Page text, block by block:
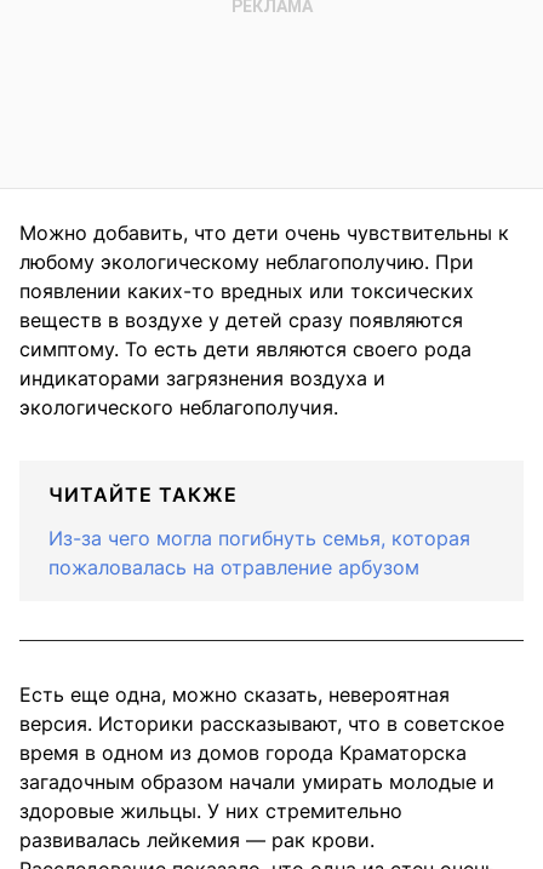
Можно добавить, что дети очень чувствительны к
любому экологическому неблагополучию. При
появлении каких-то вредных или токсических
веществ в воздухе у детей сразу появляются
симптому. То есть дети являются своего рода
индикаторами загрязнения воздуха и
экологического неблагополучия.
ЧИТАЙТЕ ТАКЖЕ
Из-за чего могла погибнуть семья, которая
пожаловалась на отравление арбузом
Есть еще одна, можно сказать, невероятная
версия. Историки рассказывают, что в советское
время в одном из домов города Краматорска
загадочным образом начали умирать молодые и
здоровые жильцы. У них стремительно
развивалась лейкемия — рак крови.